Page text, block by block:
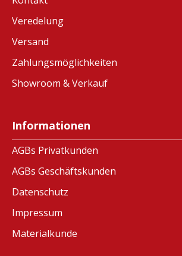
Veredelung
Versand
Zahlungsmöglichkeiten
Showroom & Verkauf
Informationen
AGBs Privatkunden
AGBs Geschäftskunden
Datenschutz
Impressum
Materialkunde